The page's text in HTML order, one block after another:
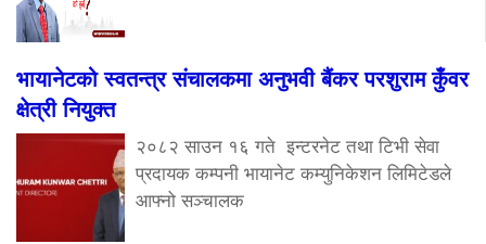
भायानेटको स्वतन्त्र संचालकमा अनुभवी बैंकर परशुराम कुँवर
क्षेत्री नियुक्त
२०८२ साउन १६ गते इन्टरनेट तथा टिभी सेवा
प्रदायक कम्पनी भायानेट कम्युनिकेशन लिमिटेडले
आफ्नो सञ्चालक